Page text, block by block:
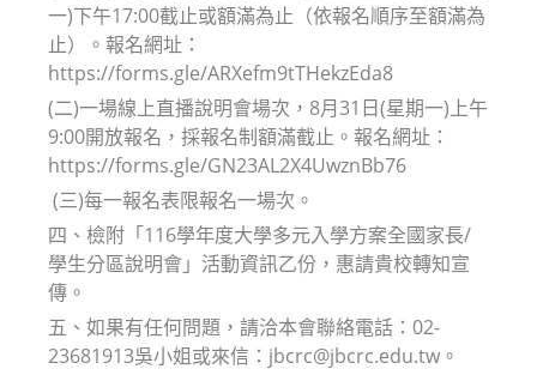
一)下午17:00截止或額滿為止（依報名順序至額滿為
止）。報名網址：
https://forms.gle/ARXefm9tTHekzEda8
(二)一場線上直播說明會場次，8月31日(星期一)上午
9:00開放報名，採報名制額滿截止。報名網址：
https://forms.gle/GN23AL2X4UwznBb76
(三)每一報名表限報名一場次。
四、檢附「116學年度大學多元入學方案全國家長/
學生分區說明會」活動資訊乙份，惠請貴校轉知宣
傳。
五、如果有任何問題，請洽本會聯絡電話：02-
23681913吳小姐或來信：jbcrc@jbcrc.edu.tw。